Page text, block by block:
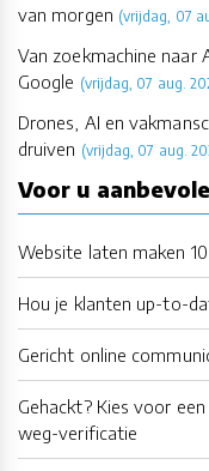
van morgen (vrijdag, 07
Van zoekmachine naar
Google (vrijdag, 07 aug.
Drones, AI en
druiven (vrijdag, 07 aug.
Voor u
Website laten maken
Hou je klanten up-to-
Gericht online
Gehackt? Kies voor
weg-verificatie